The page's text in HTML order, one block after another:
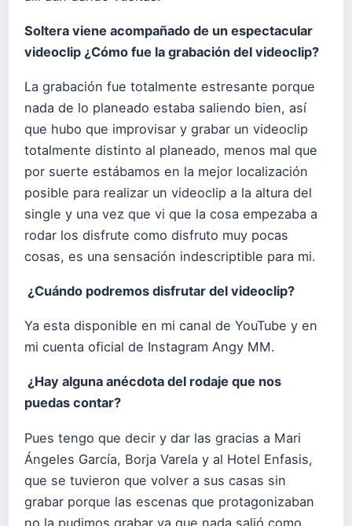
Soltera viene acompañado de un espectacular
videoclip ¿Cómo fue la grabación del videoclip?
La grabación fue totalmente estresante porque
nada de lo planeado estaba saliendo bien, así
que hubo que improvisar y grabar un videoclip
totalmente distinto al planeado, menos mal que
por suerte estábamos en la mejor localización
posible para realizar un videoclip a la altura del
single y una vez que vi que la cosa empezaba a
rodar los disfrute como disfruto muy pocas
cosas, es una sensación indescriptible para mi.
¿Cuándo podremos disfrutar del videoclip?
Ya esta disponible en mi canal de YouTube y en
mi cuenta oficial de Instagram Angy MM.
¿Hay alguna anécdota del rodaje que nos
puedas contar?
Pues tengo que decir y dar las gracias a Mari
Ángeles García, Borja Varela y al Hotel Enfasis,
que se tuvieron que volver a sus casas sin
grabar porque las escenas que protagonizaban
no la pudimos grabar ya que nada salió como